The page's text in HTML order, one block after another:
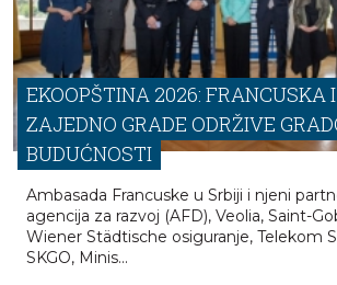
EKOOPŠTINA 2026: FRANCUSKA
ZAJEDNO GRADE ODRŽIVE
BUDUĆNOSTI
Ambasada Francuske u Srbiji i njeni